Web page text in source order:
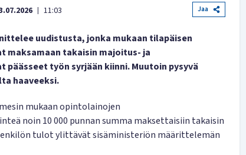
| 11:03 Jaa
uudistusta, jonka mukaan tilapäisen
maksamaan takaisin majoitus- ja
päässeet työn syrjään kiinni. Muutoin pysyvä
haaveeksi.
mukaan opintolainojen
noin 10 000 punnan summa maksettaisiin takaisin
tulot ylittävät sisäministeriön määrittelemän